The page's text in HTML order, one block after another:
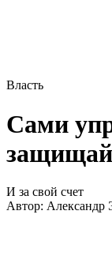
Власть
Сами
И за свой счет
Автор: Александр